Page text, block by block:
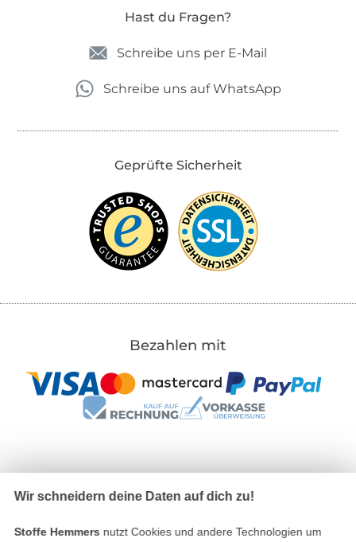
Hast du Fragen?
Schreibe uns per E-Mail
Schreibe uns auf WhatsApp
Geprüfte Sicherheit
Bezahlen mit
Wir schneidern deine Daten auf dich zu!
Stoffe Hemmers nutzt Cookies und andere Technologien um